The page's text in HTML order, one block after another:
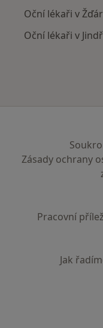
Oční lékaři v
Oční lékaři v
Zásady ochrany
Pracovní
Jak